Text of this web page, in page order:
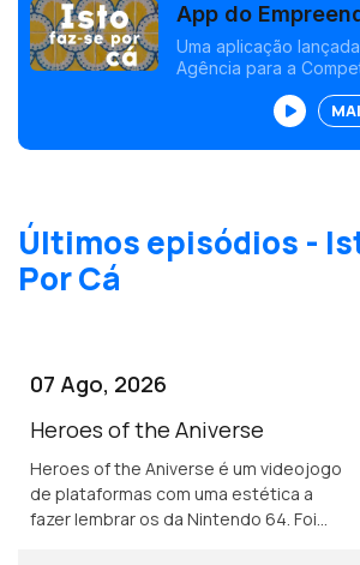
App do
Uma aplicação
Agência para a
Inovação que junta
para quem quer
numa empresa e que
entidades do meio
Últimos episódios -
Por Cá
07 Ago, 2026
Heroes of the Aniverse
Heroes of the Aniverse é um videojogo
de plataformas com uma estética a
fazer lembrar os da Nintendo 64. Foi